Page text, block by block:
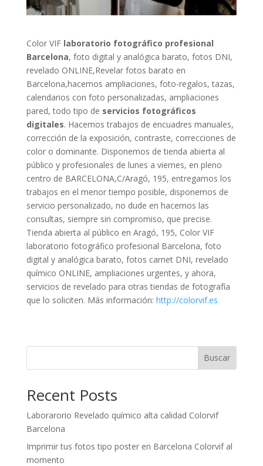
Color VIFlaboratorio fotográfico profesional
Barcelona, foto digital y analógica barato, fotos DNI,
revelado ONLINE,Revelar fotos barato en
Barcelona,hacemos ampliaciones, foto-regalos, tazas,
calendarios con foto personalizadas, ampliaciones
pared, todo tipo de servicios fotográficos
digitales. Hacemos trabajos de encuadres manuales,
corrección de la exposición, contraste, correcciones de
color o dominante. Disponemos de tienda abierta al
público y profesionales de lunes a viernes, en pleno
centro de BARCELONA,C/Aragó, 195, entregamos los
trabajos en el menor tiempo posible, disponemos de
servicio personalizado, no dude en hacernos las
consultas, siempre sin compromiso, que precise.
Tienda abierta al público en Aragó, 195, Color VIF
laboratorio fotográfico profesional Barcelona, foto
digital y analógica barato, fotos carnet DNI, revelado
químico ONLINE, ampliaciones urgentes, y ahora,
servicios de revelado para otras tiendas de fotografía
que lo soliciten. Más información: http://colorvif.es
Buscar
Recent Posts
Laborarorio Revelado químico alta calidad Colorvif
Barcelona
Imprimir tus fotos tipo poster en Barcelona Colorvif al
momento